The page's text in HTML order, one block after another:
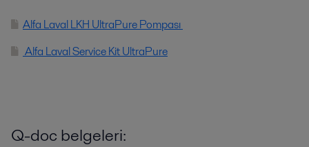
Alfa Laval LKH UltraPure Pompası
Alfa Laval Service Kit UltraPure
Q-doc belgeleri: